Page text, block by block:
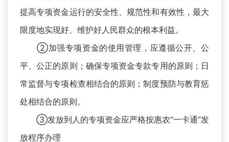
提高专项资金运行的安全性、规范性和有效性，最大
限度地实现好、维护好人民群众的根本利益。
②加强专项资金的使用管理，应遵循公开、公
平、公正的原则；确保专项资金专款专用的原则；日
常监督与专项检查相结合的原则；制度预防与教育惩
处相结合的原则。
③发放到人的专项资金应严格按惠农“一卡通”发
放程序办理